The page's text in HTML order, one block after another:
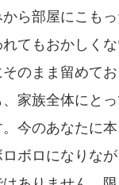
ら部屋にこも
てもおかしく
のまま留めてお
家族全体にと
今のあなたに
ボロになりな